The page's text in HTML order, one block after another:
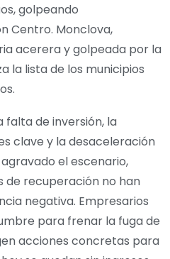
golpeando
Centro. Monclova,
acerera y golpeada por la
la lista de los municipios
falta de inversión, la
clave y la desaceleración
el escenario,
de recuperación no han
negativa. Empresarios
para frenar la fuga de
acciones concretas para